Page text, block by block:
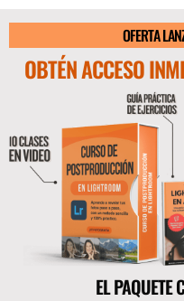
OFERTA
OBTÉN ACCESO
EL PAQUETE